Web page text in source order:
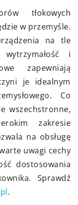
tłokowych
w przemyśle.
na tle
i
zapewniają
je idealnym
Co
wszechstronne,
zakresie
na obsługę
uwagi cechy
dostosowania
Sprawdź
.